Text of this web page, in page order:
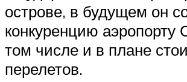
острове, в будущем он
конкуренцию аэропорту
том числе и в плане
перелетов.